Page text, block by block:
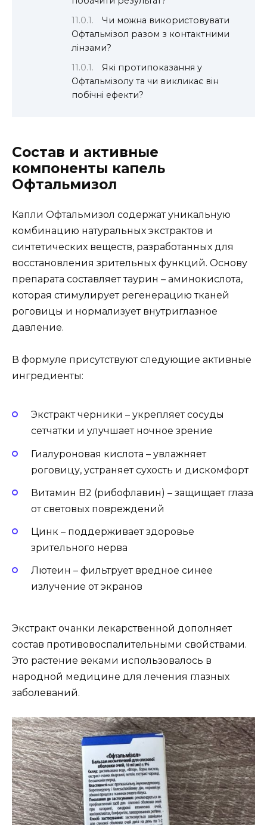
Чи можна використовувати
Офтальмізол разом з контактними
лінзами?
Які протипоказання у
Офтальмізолу та чи викликає він
побічні ефекти?
Состав и активные
компоненты капель
Офтальмизол
Капли Офтальмизол содержат уникальную
комбинацию натуральных экстрактов и
синтетических веществ, разработанных для
восстановления зрительных функций. Основу
препарата составляет таурин – аминокислота,
которая стимулирует регенерацию тканей
роговицы и нормализует внутриглазное
давление.
В формуле присутствуют следующие активные
ингредиенты:
Экстракт черники – укрепляет сосуды
сетчатки и улучшает ночное зрение
Гиалуроновая кислота – увлажняет
роговицу, устраняет сухость и дискомфорт
Витамин B2 (рибофлавин) – защищает глаза
от световых повреждений
Цинк – поддерживает здоровье
зрительного нерва
Лютеин – фильтрует вредное синее
излучение от экранов
Экстракт очанки лекарственной дополняет
состав противовоспалительными свойствами.
Это растение веками использовалось в
народной медицине для лечения глазных
заболеваний.